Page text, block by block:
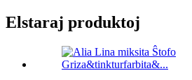
Elstaraj produktoj